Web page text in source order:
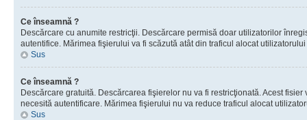
Ce înseamnă ?
Descărcare cu anumite restricţii. Descărcare permisă doar utilizatorilor
autentifice. Mărimea fişierului va fi scăzută atât din traficul alocat
Sus
Ce înseamnă ?
Descărcare gratuită. Descărcarea fişierelor nu va fi restricţionată. Acest
necesită autentificare. Mărimea fişierului nu va reduce traficul alocat
Sus